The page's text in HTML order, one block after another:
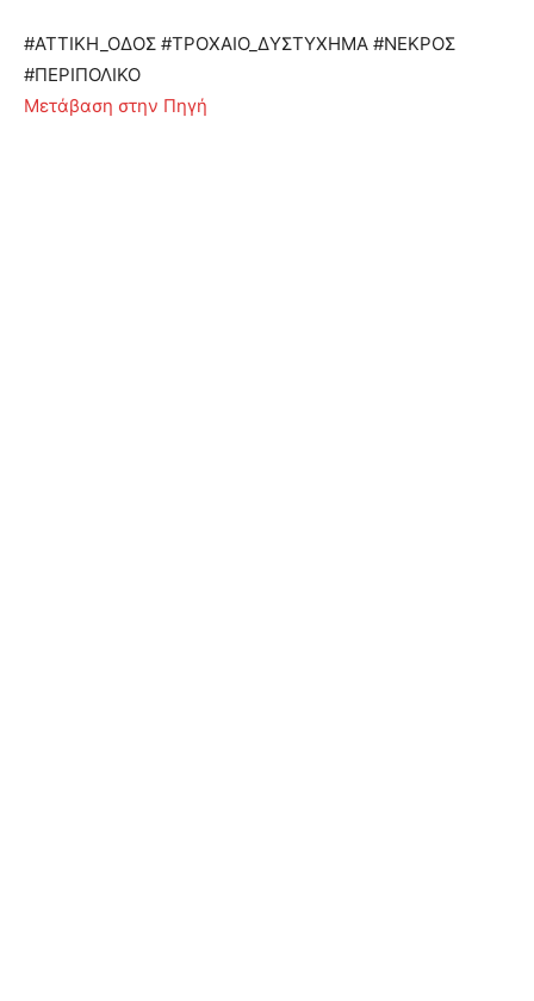
#ΑΤΤΙΚΗ_ΟΔΟΣ #ΤΡΟΧΑΙΟ_ΔΥΣΤΥΧΗΜΑ #ΝΕΚΡΟΣ
#ΠΕΡΙΠΟΛΙΚΟ
Μετάβαση στην Πηγή